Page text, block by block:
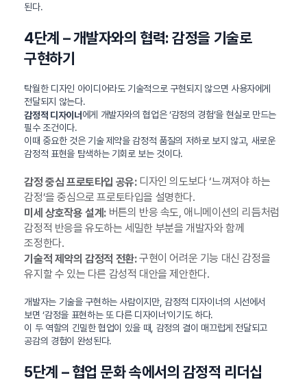
된다.
4단계 – 개발자와의 협력: 감정을 기술로
구현하기
탁월한 디자인 아이디어라도 기술적으로 구현되지 않으면 사용자에게
전달되지 않는다.
감정적 디자이너에게 개발자와의 협업은 ‘감정의 경험’을 현실로 만드는
필수 조건이다.
이때 중요한 것은 기술 제약을 감정적 품질의 저하로 보지 않고, 새로운
감정적 표현을 탐색하는 기회로 보는 것이다.
감정 중심 프로토타입 공유:디자인 의도보다 ‘느껴져야 하는
감정’을 중심으로 프로토타입을 설명한다.
미세 상호작용 설계:버튼의 반응 속도, 애니메이션의 리듬처럼
감정적 반응을 유도하는 세밀한 부분을 개발자와 함께
조정한다.
기술적 제약의 감정적 전환:구현이 어려운 기능 대신 감정을
유지할 수 있는 다른 감성적 대안을 제안한다.
개발자는 기술을 구현하는 사람이지만, 감정적 디자이너의 시선에서
보면 ‘감정을 표현하는 또 다른 디자이너’이기도 하다.
이 두 역할의 긴밀한 협업이 있을 때, 감정의 결이 매끄럽게 전달되고
공감의 경험이 완성된다.
5단계 – 협업 문화 속에서의 감정적 리더십